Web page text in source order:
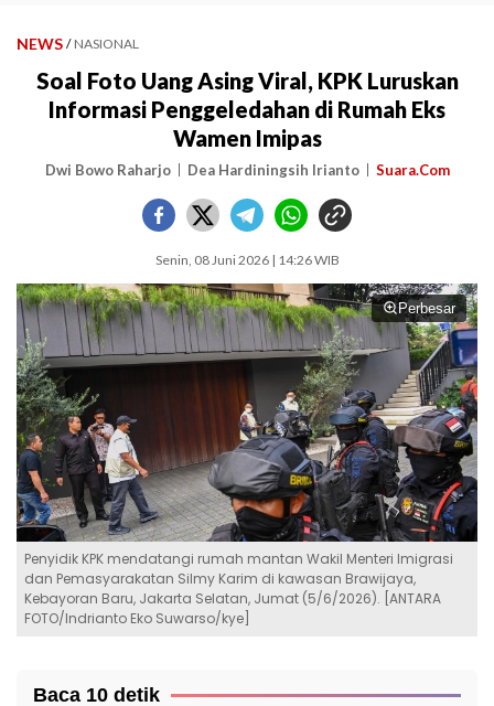
NEWS / NASIONAL
Soal Foto Uang Asing Viral, KPK Luruskan
Informasi Penggeledahan di Rumah Eks
Wamen Imipas
Dwi Bowo Raharjo Dea Hardiningsih Irianto Suara.Com
Senin, 08 Juni 2026 | 14:26 WIB
Perbesar
Penyidik KPK mendatangi rumah mantan Wakil Menteri Imigrasi
dan Pemasyarakatan Silmy Karim di kawasan Brawijaya,
Kebayoran Baru, Jakarta Selatan, Jumat (5/6/2026). [ANTARA
FOTO/Indrianto Eko Suwarso/kye]
Baca 10 detik